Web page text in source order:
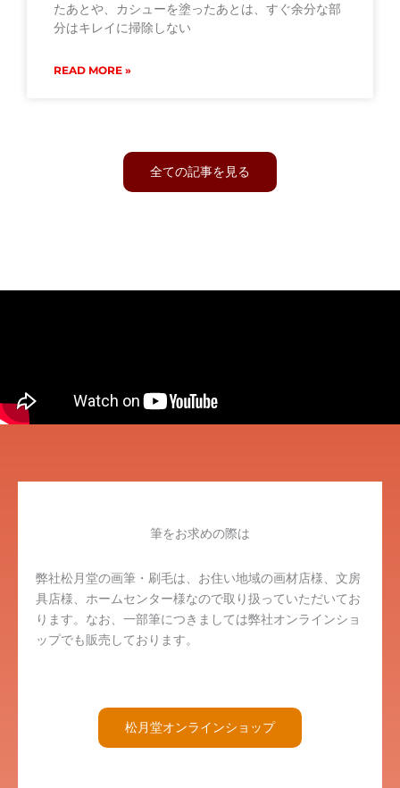
たあとや、カシューを塗ったあとは、すぐ余分な部
分はキレイに掃除しない
READ MORE »
全ての記事を見る
筆をお求めの際は
弊社松月堂の画筆・刷毛は、お住い地域の画材店様、文房
具店様、ホームセンター様なので取り扱っていただいてお
ります。なお、一部筆につきましては弊社オンラインショ
ップでも販売しております。
松月堂オンラインショップ